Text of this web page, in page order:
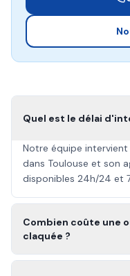
Quel est le délai
Notre équipe intervient
dans Toulouse et son
disponibles 24h/24 et
Combien coûte une
claquée ?